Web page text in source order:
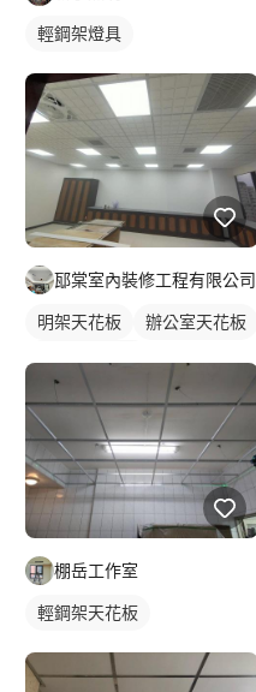
輕鋼架燈具
邷棠室內裝修工程有限公司
明架天花板
辦公室天花板
輕鋼架天花板
棚岳工作室
輕鋼架天花板